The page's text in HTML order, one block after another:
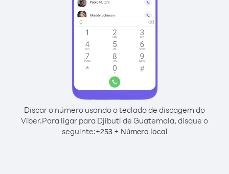
Discar o número usando o teclado de discagem do
Viber.Para ligar para Djibuti de Guatemala, disque o
seguinte:+253+ Número local